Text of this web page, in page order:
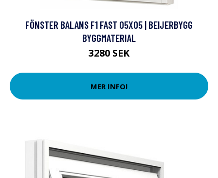
FÖNSTER BALANS F1 FAST 05X05 | BEIJERBYGG
BYGGMATERIAL
3280 SEK
MER INFO!